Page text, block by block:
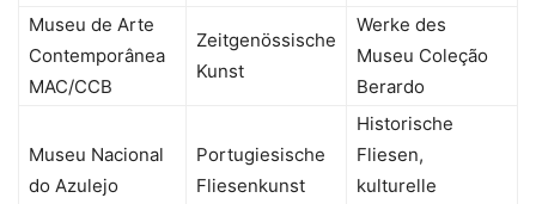
Museu de Arte
Contemporânea
MAC/CCB
Zeitgenössische
Kunst
Werke des
Museu Coleção
Berardo
Museu Nacional
do Azulejo
Portugiesische
Fliesenkunst
Historische
Fliesen,
kulturelle